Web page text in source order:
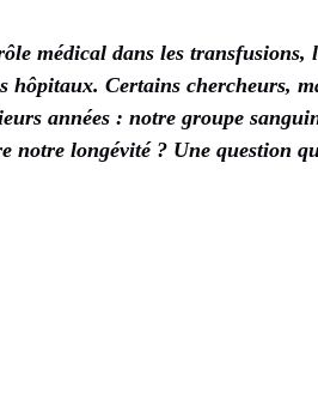
médical dans les
hôpitaux. Certains chercheurs,
années : notre groupe
notre longévité ? Une question